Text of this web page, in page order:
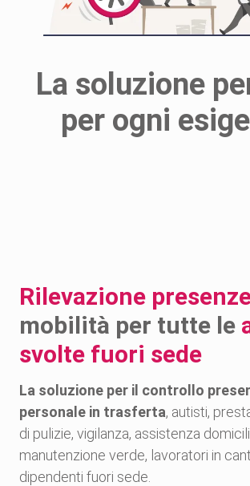
Semplice da
Gestione in cloud dei
dipendenti
La soluzione
per ogni
Rilevazione
mobilità per tutte le
svolte fuori sede
La soluzione per il controllo
personale in trasferta, autisti,
di pulizie, vigilanza, assistenza
manutenzione verde, lavoratori in
dipendenti fuori sede.